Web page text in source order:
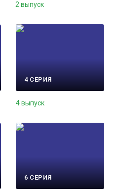
2 выпуск
4 СЕРИЯ
4 выпуск
6 СЕРИЯ